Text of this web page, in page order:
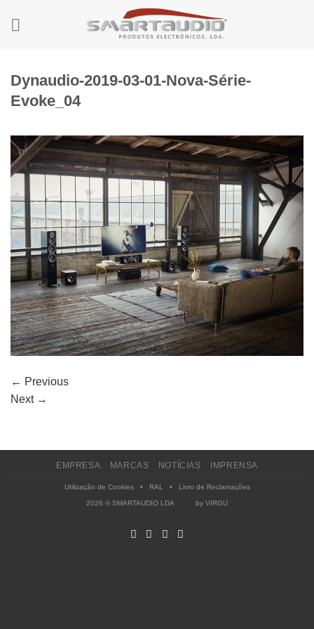
Dynaudio-2019-03-01-Nova-Série-
Evoke_04
← Previous
Next →
EMPRESA MARCAS NOTÍCIAS IMPRENSA
Utilização de Cookies• RAL • Livro de Reclamações
2026 © SMARTAUDIO LDA by VIRGU